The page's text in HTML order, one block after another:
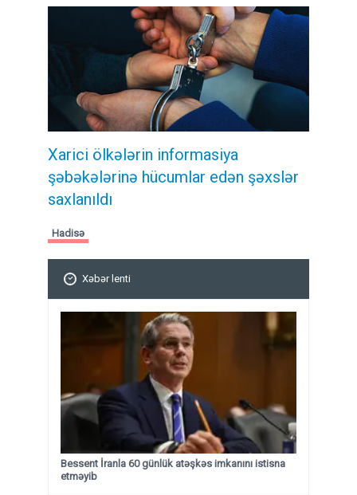
Xarici ölkələrin informasiya
şəbəkələrinə hücumlar edən şəxslər
saxlanıldı
Hadisə
Xəbər lenti
Bessent İranla 60 günlük atəşkəs imkanını istisna
etməyib